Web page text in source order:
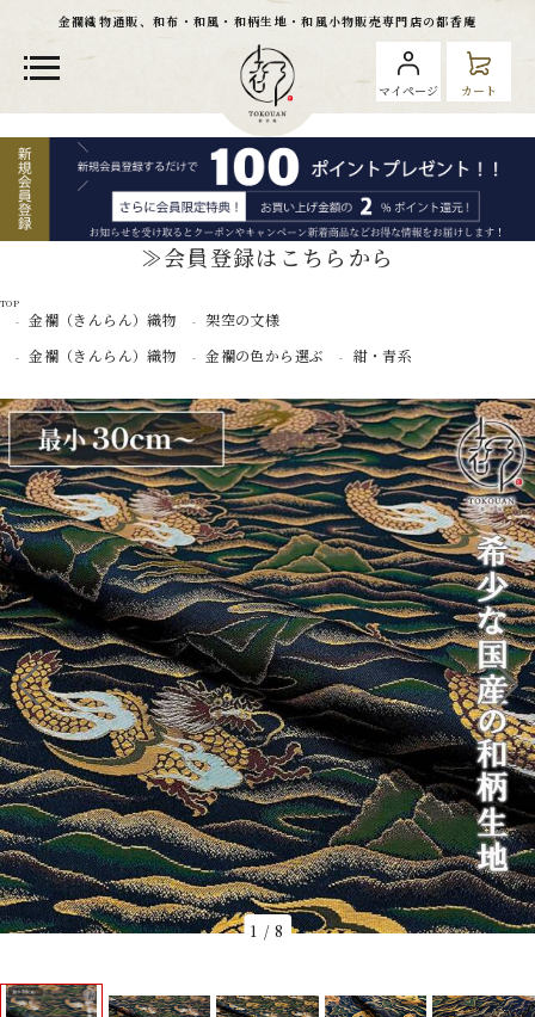
金襴織物通販、和布・和風・和柄生地・和風小物販売専門店の都香庵
マイページ カート
≫会員登録はこちらから
TOP
金襴（きんらん）織物
架空の文様
金襴（きんらん）織物
金襴の色から選ぶ 紺・青系
1 /8